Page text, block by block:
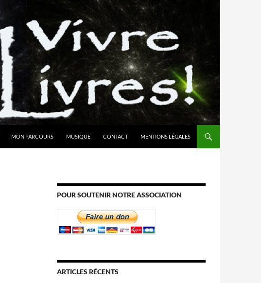
MON PARCOURS MUSIQUE CONTACT MENTIONS LÉGALES
POUR SOUTENIR NOTRE ASSOCIATION
ARTICLES RÉCENTS